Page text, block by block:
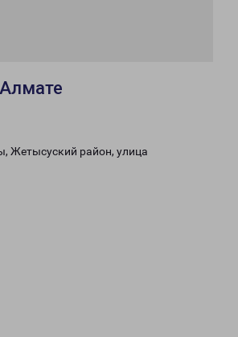
Жетысуский район, улица